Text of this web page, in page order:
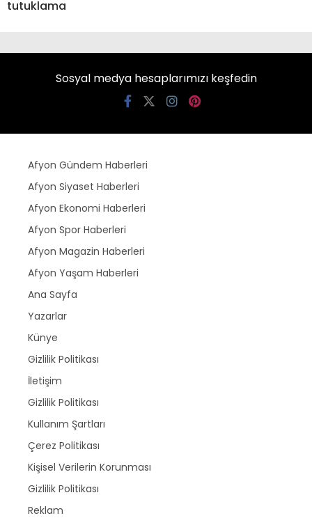
tutuklama
Sosyal medya hesaplarımızı keşfedin
Afyon Gündem Haberleri
Afyon Siyaset Haberleri
Afyon Ekonomi Haberleri
Afyon Spor Haberleri
Afyon Magazin Haberleri
Afyon Yaşam Haberleri
Ana Sayfa
Yazarlar
Künye
Gizlilik Politikası
İletişim
Gizlilik Politikası
Kullanım Şartları
Çerez Politikası
Kişisel Verilerin Korunması
Gizlilik Politikası
Reklam